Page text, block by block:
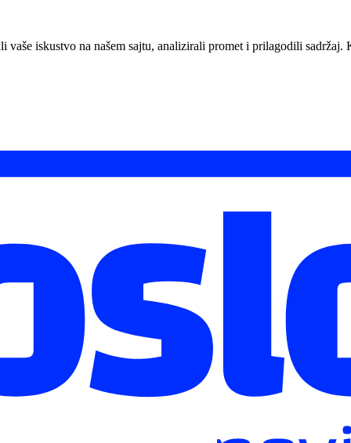
vaše iskustvo na našem sajtu, analizirali promet i prilagodili